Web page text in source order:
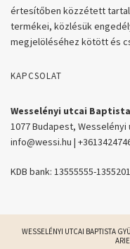
értesítőben közzétett
termékei, közlésük
megjelöléséhez kötött és
KAPCSOLAT
Wesselényi utcai
1077 Budapest, Wesselényi
info@wessi.hu |
KDB bank: 13555555-
WESSELÉNYI UTCAI BAPTISTA